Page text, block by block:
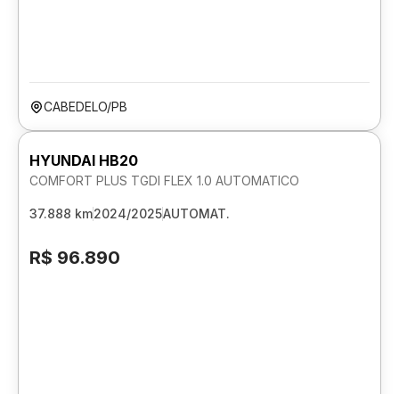
CABEDELO/PB
HYUNDAI HB20
COMFORT PLUS TGDI FLEX 1.0 AUTOMATICO
37.888 km2024/2025AUTOMAT.
R$ 96.890